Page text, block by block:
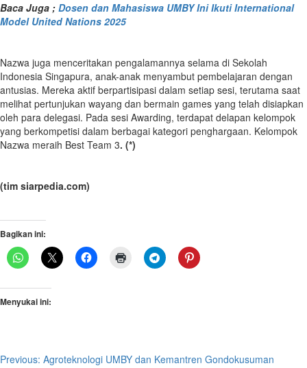
Baca Juga ; Dosen dan Mahasiswa UMBY Ini Ikuti International
Model United Nations 2025
Nazwa juga menceritakan pengalamannya selama di Sekolah
Indonesia Singapura, anak-anak menyambut pembelajaran dengan
antusias. Mereka aktif berpartisipasi dalam setiap sesi, terutama saat
melihat pertunjukan wayang dan bermain games yang telah disiapkan
oleh para delegasi. Pada sesi Awarding, terdapat delapan kelompok
yang berkompetisi dalam berbagai kategori penghargaan. Kelompok
Nazwa meraih Best Team 3. (*)
(tim siarpedia.com)
Bagikan ini:
Menyukai ini:
Previous: Agroteknologi UMBY dan Kemantren Gondokusuman